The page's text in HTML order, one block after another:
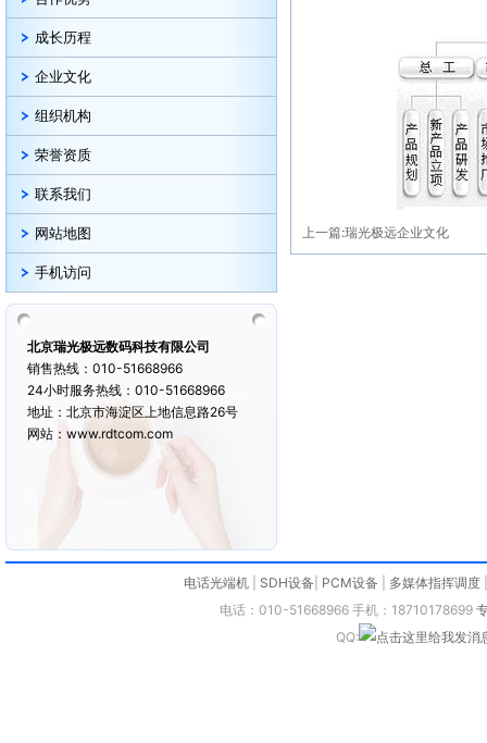
成长历程
企业文化
组织机构
荣誉资质
联系我们
网站地图
手机访问
北京瑞光极远数码科技有限公司
销售热线：010-51668966
24小时服务热线：010-51668966
地址：北京市海淀区上地信息路26号
网站：www.rdtcom.com
上一篇:瑞光极远企业文化
电话光端机 SDH设备 PCM设备 多媒体指挥调度
电话：010-51668966 手机：18710178699
QQ: